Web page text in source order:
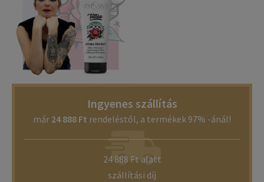
Ingyenes szállítás
már 24 888 Ft rendeléstől, a termékek 97% -ánál!
24 888 Ft alatt
szállítási díj